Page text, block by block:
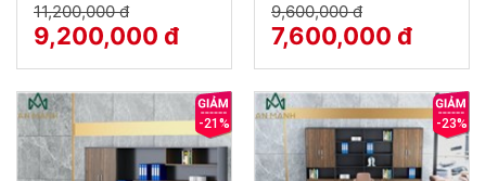
11,200,000 đ
9,200,000 đ
9,600,000 đ
7,600,000 đ
-21% -23%